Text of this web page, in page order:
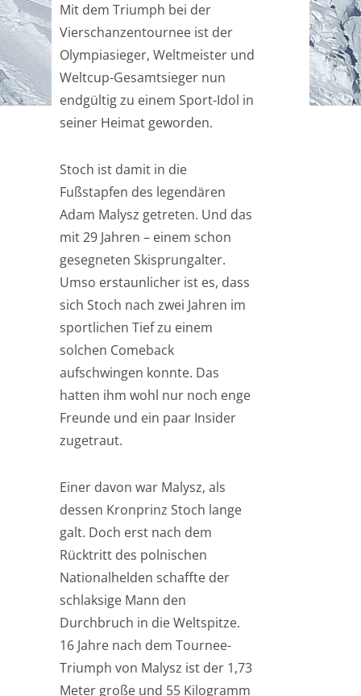
Mit dem Triumph bei der
Vierschanzentournee ist der
Olympiasieger, Weltmeister und
Weltcup-Gesamtsieger nun
endgültig zu einem Sport-Idol in
seiner Heimat geworden.
Stoch ist damit in die
Fußstapfen des legendären
Adam Malysz getreten. Und das
mit 29 Jahren – einem schon
gesegneten Skisprungalter.
Umso erstaunlicher ist es, dass
sich Stoch nach zwei Jahren im
sportlichen Tief zu einem
solchen Comeback
aufschwingen konnte. Das
hatten ihm wohl nur noch enge
Freunde und ein paar Insider
zugetraut.
Einer davon war Malysz, als
dessen Kronprinz Stoch lange
galt. Doch erst nach dem
Rücktritt des polnischen
Nationalhelden schaffte der
schlaksige Mann den
Durchbruch in die Weltspitze.
16 Jahre nach dem Tournee-
Triumph von Malysz ist der 1,73
Meter große und 55 Kilogramm